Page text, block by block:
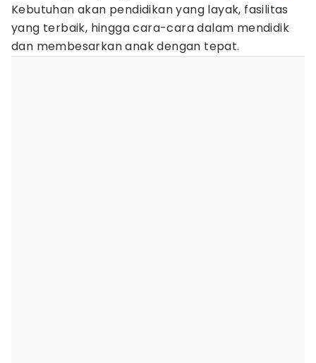
Kebutuhan akan pendidikan yang layak, fasilitas
yang terbaik, hingga cara-cara dalam mendidik
dan membesarkan anak dengan tepat.